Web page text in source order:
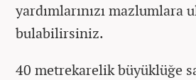
yardımlarınızı mazlumlara
bulabilirsiniz.
40 metrekarelik büyüklüğe